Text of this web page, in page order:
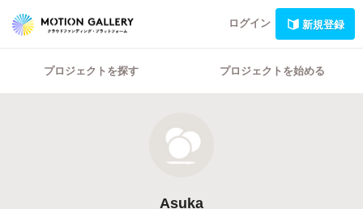
ログイン 新規登録
プロジェクトを探す プロジェクトを始める
Asuka